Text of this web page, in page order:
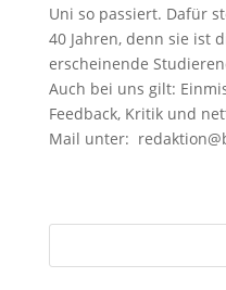
Uni so passiert. Dafür
40 Jahren, denn sie ist
erscheinende
Auch bei uns gilt:
Feedback, Kritik und
Mail unter: